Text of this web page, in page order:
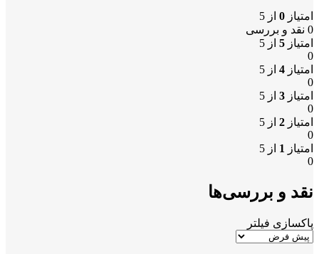
امتیاز 0 از 5
0 نقد و بررسی
امتیاز 5 از 5
0
امتیاز 4 از 5
0
امتیاز 3 از 5
0
امتیاز 2 از 5
0
امتیاز 1 از 5
0
نقد و بررسی‌ها
پاکسازی فیلتر